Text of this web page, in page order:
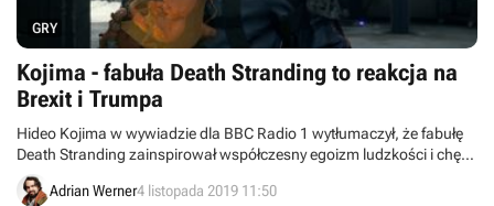
GRY
Kojima - fabuła Death Stranding to reakcja na
Brexit i Trumpa
Hideo Kojima w wywiadzie dla BBC Radio 1 wytłumaczył, że fabułę
Death Stranding zainspirował współczesny egoizm ludzkości i chęć
odizolowania się od reszty świata, czego przejawem są m.in.
działania Donalda Trumpa oraz Brexit.
Adrian Werner4 listopada 2019 11:50